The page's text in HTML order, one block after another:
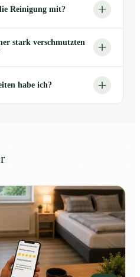
Reinigung mit?
stark verschmutzten
habe ich?